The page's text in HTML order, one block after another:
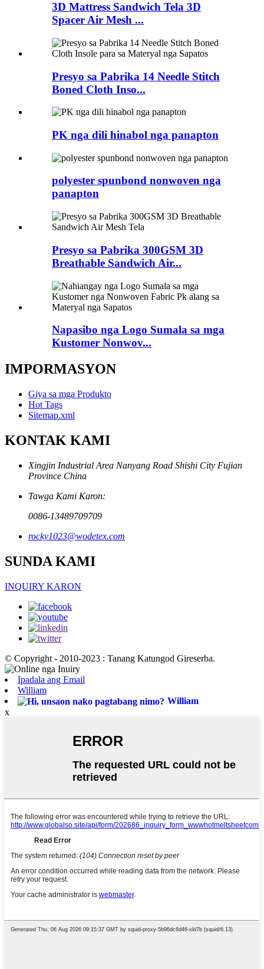
3D Mattress Sandwich Tela 3D
Spacer Air Mesh ...
Presyo sa Pabrika 14 Needle Stitch
Boned Cloth Inso...
PK nga dili hinabol nga panapton
polyester spunbond nonwoven nga
panapton
Presyo sa Pabrika 300GSM 3D
Breathable Sandwich Air...
Napasibo nga Logo Sumala sa mga
Kustomer Nonwov...
IMPORMASYON
Giya sa mga Produkto
Hot Tags
Sitemap.xml
KONTAK KAMI
Xingjin Industrial Area Nanyang Road Shishi City Fujian
Province China
Tawga Kami Karon:
0086-13489709709
rocky1023@wodetex.com
SUNDA KAMI
INQUIRY KARON
© Copyright - 2010-2023 : Tanang Katungod Gireserba.
Ipadala ang Email
William
William
x